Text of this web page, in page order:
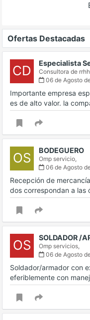
Ofertas Destacadas
CD Especialista
Consultora de
06 de Agosto
Importante empresa
es de alto valor. la
OS BODEGUERO
Omp servicio,
06 de Agosto
Recepción de
dos correspondan a las
OS SOLDADOR /
Omp servicios,
06 de Agosto
Soldador/armador con
eferiblemente con